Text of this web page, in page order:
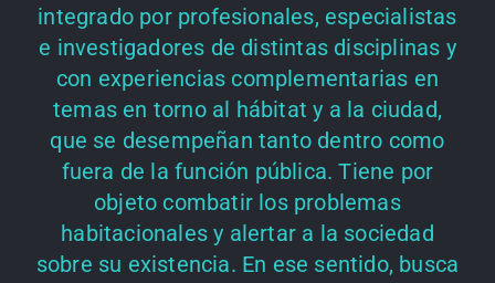
integrado por profesionales, especialistas
e investigadores de distintas disciplinas y
con experiencias complementarias en
temas en torno al hábitat y a la ciudad,
que se desempeñan tanto dentro como
fuera de la función pública. Tiene por
objeto combatir los problemas
habitacionales y alertar a la sociedad
sobre su existencia. En ese sentido, busca